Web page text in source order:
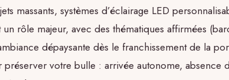
massants, systèmes d’éclairage LED
rôle majeur, avec des thématiques affirmées
dépaysante dès le franchissement de la
votre bulle : arrivée autonome, absence